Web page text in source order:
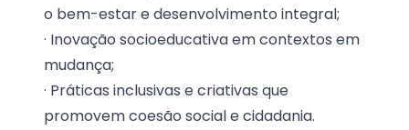
o bem-estar e desenvolvimento integral;
· Inovação socioeducativa em contextos em
mudança;
· Práticas inclusivas e criativas que
promovem coesão social e cidadania.